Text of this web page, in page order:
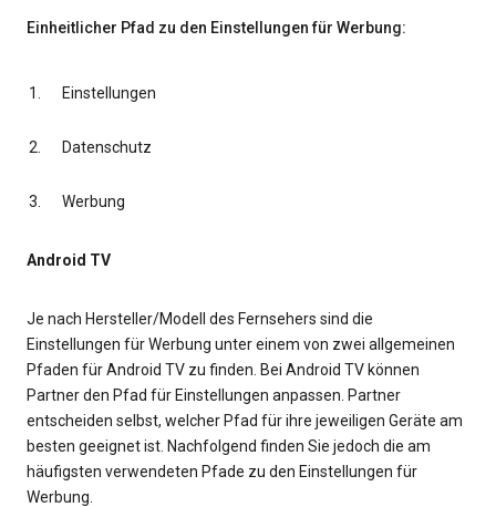
Einheitlicher Pfad zu den Einstellungen für Werbung:
Einstellungen
Datenschutz
Werbung
Android TV
Je nach Hersteller/Modell des Fernsehers sind die
Einstellungen für Werbung unter einem von zwei allgemeinen
Pfaden für Android TV zu finden. Bei Android TV können
Partner den Pfad für Einstellungen anpassen. Partner
entscheiden selbst, welcher Pfad für ihre jeweiligen Geräte am
besten geeignet ist. Nachfolgend finden Sie jedoch die am
häufigsten verwendeten Pfade zu den Einstellungen für
Werbung.